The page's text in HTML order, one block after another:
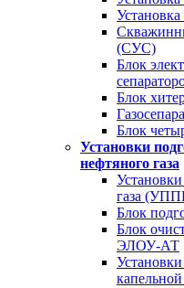
(СУС)
Блок
Блок
Блок
Установки
нефтяного газа
газа
Блок
Блок
ЭЛОУ-АТ